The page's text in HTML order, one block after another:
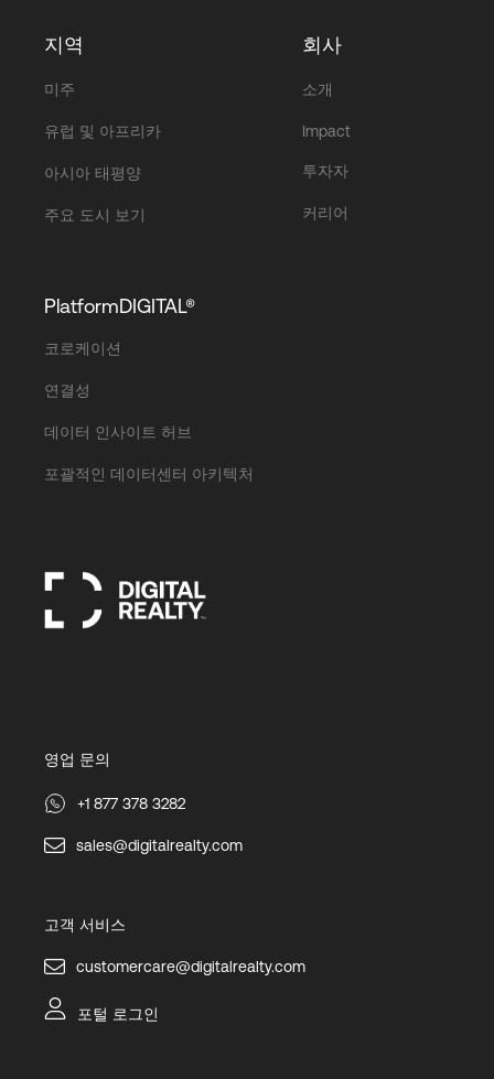
지역
미주
유럽 및 아프리카
아시아 태평양
주요 도시 보기
회사
소개
Impact
투자자
커리어
PlatformDIGITAL®
코로케이션
연결성
데이터 인사이트 허브
포괄적인 데이터센터 아키텍처
영업 문의
+1 877 378 3282
sales@digitalrealty.com
고객 서비스
customercare@digitalrealty.com
포털 로그인